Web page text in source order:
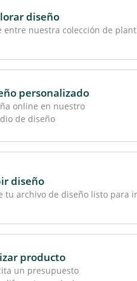
diseño
entre nuestra colección de
personalizado
online en nuestro
de diseño
diseño
tu archivo de diseño listo para
producto
un presupuesto